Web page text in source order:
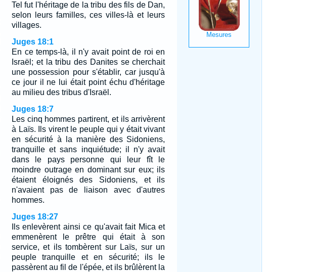
Tel fut l'héritage de la tribu des fils de Dan,
selon leurs familles, ces villes-là et leurs
villages.
Juges 18:1
En ce temps-là, il n'y avait point de roi en
Israël; et la tribu des Danites se cherchait
une possession pour s'établir, car jusqu'à
ce jour il ne lui était point échu d'héritage
au milieu des tribus d'Israël.
Juges 18:7
Les cinq hommes partirent, et ils arrivèrent
à Laïs. Ils virent le peuple qui y était vivant
en sécurité à la manière des Sidoniens,
tranquille et sans inquiétude; il n'y avait
dans le pays personne qui leur fît le
moindre outrage en dominant sur eux; ils
étaient éloignés des Sidoniens, et ils
n'avaient pas de liaison avec d'autres
hommes.
Juges 18:27
Ils enlevèrent ainsi ce qu'avait fait Mica et
emmenèrent le prêtre qui était à son
service, et ils tombèrent sur Laïs, sur un
peuple tranquille et en sécurité; ils le
passèrent au fil de l'épée, et ils brûlèrent la